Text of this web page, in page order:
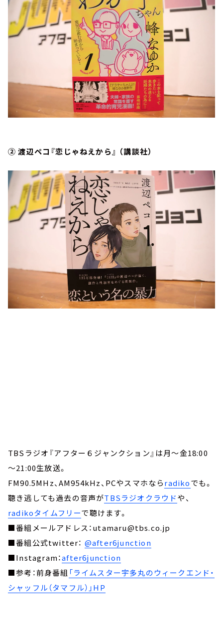
② 渡辺ペコ『恋じゃねえから』 （講談社）
TBSラジオ『アフター６ジャンクション』は月～金18:00
～21:00生放送。
FM90.5MHz、AM954kHz、PCやスマホならradikoでも。
聴き逃しても過去の音声がTBSラジオクラウドや、
radikoタイムフリーで聴けます。
■番組メールアドレス：utamaru@tbs.co.jp
■番組公式twitter： @after6junction
■Instagram：after6junction
■参考：前身番組 「ライムスター宇多丸のウィークエンド・
シャッフル（タマフル）」HP